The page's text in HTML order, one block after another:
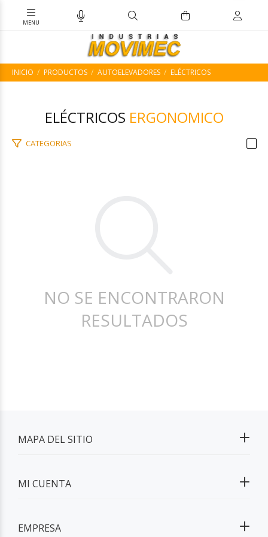
INICIO PRODUCTOS AUTOELEVADORES ELÉCTRICOS
ELÉCTRICOS ERGONOMICO
CATEGORIAS
NO SE ENCONTRARON
RESULTADOS
MAPA DEL SITIO
MI CUENTA
EMPRESA